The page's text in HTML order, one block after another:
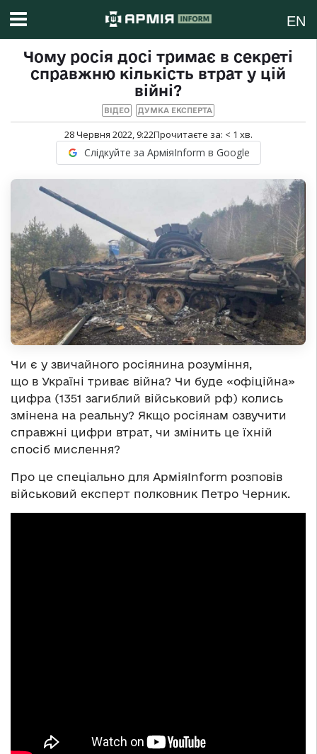
EN
Чому росія досі тримає в секреті
справжню кількість втрат у цій
війні?
ВІДЕО ДУМКА ЕКСПЕРТА
28 Червня 2022, 9:22Прочитаєте за: < 1 хв.
Слідкуйте за АрміяInform в Google
Чи є у звичайного росіянина розуміння,
що в Україні триває війна? Чи буде «офіційна»
цифра (1351 загиблий військовий рф) колись
змінена на реальну? Якщо росіянам озвучити
справжні цифри втрат, чи змінить це їхній
спосіб мислення?
Про це спеціально для АрміяInform розповів
військовий експерт полковник Петро Черник.